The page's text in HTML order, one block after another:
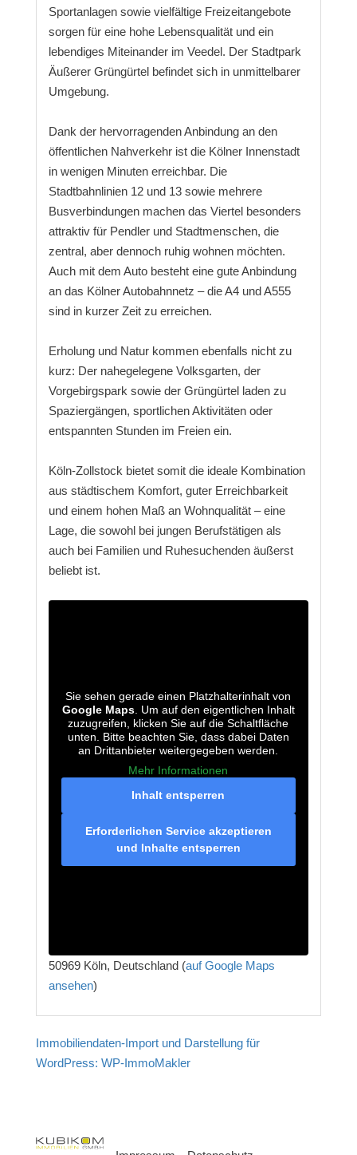
Sportanlagen sowie vielfältige Freizeitangebote
sorgen für eine hohe Lebensqualität und ein
lebendiges Miteinander im Veedel. Der Stadtpark
Äußerer Grüngürtel befindet sich in unmittelbarer
Umgebung.
Dank der hervorragenden Anbindung an den
öffentlichen Nahverkehr ist die Kölner Innenstadt
in wenigen Minuten erreichbar. Die
Stadtbahnlinien 12 und 13 sowie mehrere
Busverbindungen machen das Viertel besonders
attraktiv für Pendler und Stadtmenschen, die
zentral, aber dennoch ruhig wohnen möchten.
Auch mit dem Auto besteht eine gute Anbindung
an das Kölner Autobahnnetz – die A4 und A555
sind in kurzer Zeit zu erreichen.
Erholung und Natur kommen ebenfalls nicht zu
kurz: Der nahegelegene Volksgarten, der
Vorgebirgspark sowie der Grüngürtel laden zu
Spaziergängen, sportlichen Aktivitäten oder
entspannten Stunden im Freien ein.
Köln-Zollstock bietet somit die ideale Kombination
aus städtischem Komfort, guter Erreichbarkeit
und einem hohen Maß an Wohnqualität – eine
Lage, die sowohl bei jungen Berufstätigen als
auch bei Familien und Ruhesuchenden äußerst
beliebt ist.
Sie sehen gerade einen Platzhalterinhalt von
Google Maps. Um auf den eigentlichen Inhalt
zuzugreifen, klicken Sie auf die Schaltfläche
unten. Bitte beachten Sie, dass dabei Daten
an Drittanbieter weitergegeben werden.
Mehr Informationen
Inhalt entsperren
Erforderlichen Service akzeptieren
und Inhalte entsperren
50969 Köln, Deutschland (auf Google Maps
ansehen)
Immobiliendaten-Import und Darstellung für
WordPress: WP-ImmoMakler